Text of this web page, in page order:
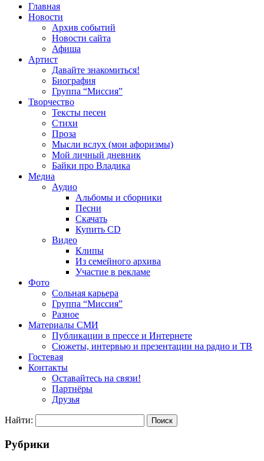
Главная
Новости
Архив событий
Новости сайта
Афиша
Артист
Давайте знакомиться!
Биография
Группа “Миссия”
Творчество
Тексты песен
Стихи
Проза
Мысли вслух (мои афоризмы)
Мой личный дневник
Байки про Владика
Медиа
Аудио
Альбомы и сборники
Песни
Скачать
Купить CD
Видео
Клипы
Из семейного архива
Участие в рекламе
Фото
Сольная карьера
Группа “Миссия”
Разное
Материалы СМИ
Публикации в прессе и Интернете
Сюжеты, интервью и презентации на радио и ТВ
Гостевая
Контакты
Оставайтесь на связи!
Партнёры
Друзья
Найти:
Рубрики